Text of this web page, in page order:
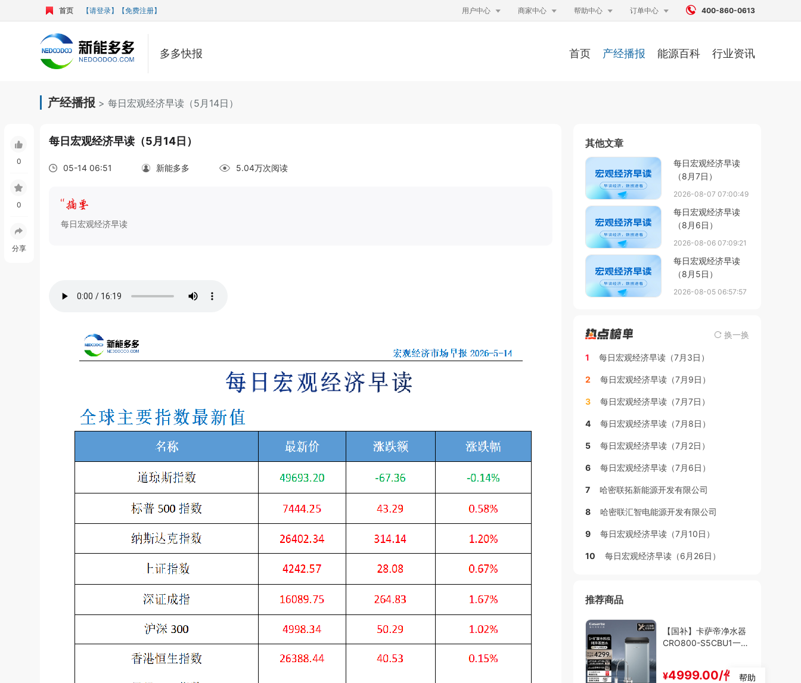
首页 【请登录】 【免费注册】 用户中心  商家中心  帮助中心  订单中心   400-860-0613
多多快报 首页 产经播报 能源百科 行业资讯
产经播报 > 每日宏观经济早读（5月14日）
每日宏观经济早读（5月14日）
05-14 06:51 新能多多 5.04万次阅读
每日宏观经济早读
其他文章
每日宏观经济早读
（8月7日）
2026-08-07 07:00:49
每日宏观经济早读
（8月6日）
2026-08-06 07:09:21
每日宏观经济早读
（8月5日）
2026-08-05 06:57:57
换一换
1 每日宏观经济早读（7月3日）
2 每日宏观经济早读（7月9日）
3 每日宏观经济早读（7月7日）
4 每日宏观经济早读（7月8日）
5 每日宏观经济早读（7月2日）
6 每日宏观经济早读（7月6日）
7 哈密联拓新能源开发有限公司
8 哈密联汇智电能源开发有限公司
9 每日宏观经济早读（7月10日）
10 每日宏观经济早读（6月26日）
推荐商品
【国补】卡萨帝净水器
CRO800-S5CBU1一级
¥4999.00/件
0
0
分享
帮助